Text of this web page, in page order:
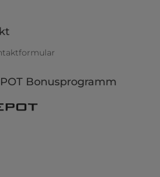
Bonusprogramm